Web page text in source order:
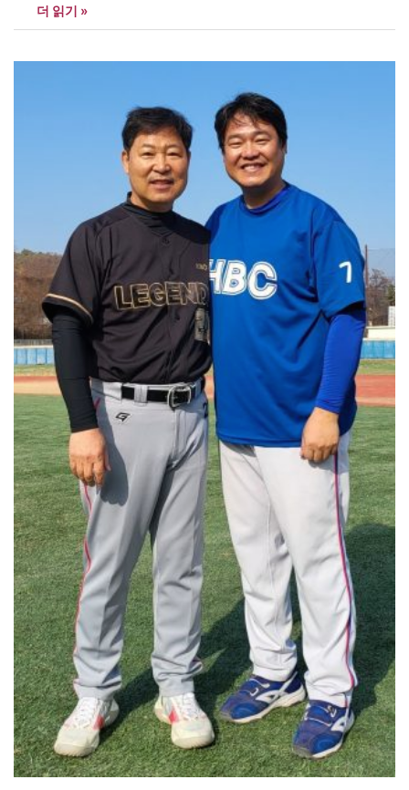
선발을 지냈던 투수이기 때문에 어느 정도 기대는 했지만 이렇게까
지 잘 던져줄 줄은 몰랐다고 했다. 이진만 대표는 페디…
더 읽기 »